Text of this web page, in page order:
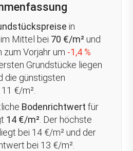
in
Mittel bei 70 €/m² und
zum Vorjahr um -1,4 %
Grundstücke liegen
die günstigsten
€/m².
Bodenrichtwert für
14 €/m² . Der höchste
bei 14 €/m² und der
bei 13 €/m².